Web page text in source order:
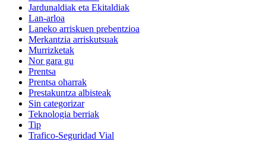
Jardunaldiak eta Ekitaldiak
Lan-arloa
Laneko arriskuen prebentzioa
Merkantzia arriskutsuak
Murrizketak
Nor gara gu
Prentsa
Prentsa oharrak
Prestakuntza albisteak
Sin categorizar
Teknologia berriak
Tip
Trafico-Seguridad Vial